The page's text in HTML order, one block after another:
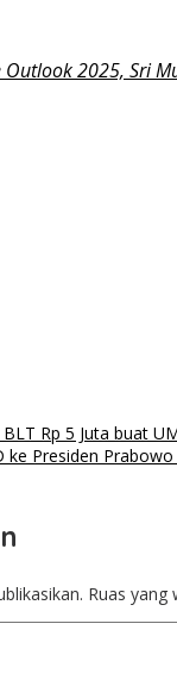
2025, Sri
Rp 5 Juta buat
ke Presiden
Ruas yang